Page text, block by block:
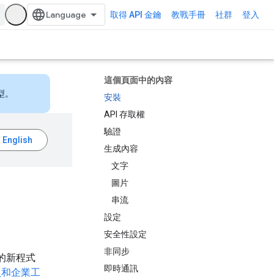
取得 API 金鑰 教戰手冊 社群 登入
這個頁面中的內容
安裝
API 存取權
驗證
生成內容
文字
圖片
串流
設定
安全性設定
非同步
即時通訊
新程式
企業工